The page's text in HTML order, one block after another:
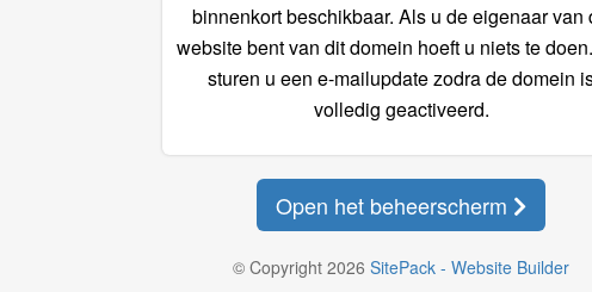
binnenkort beschikbaar. Als u de eigenaar van
website bent van dit domein hoeft u niets te
sturen u een e-mailupdate zodra de domein
volledig geactiveerd.
Open het beheerscherm
© Copyright 2026 SitePack - Website Builder